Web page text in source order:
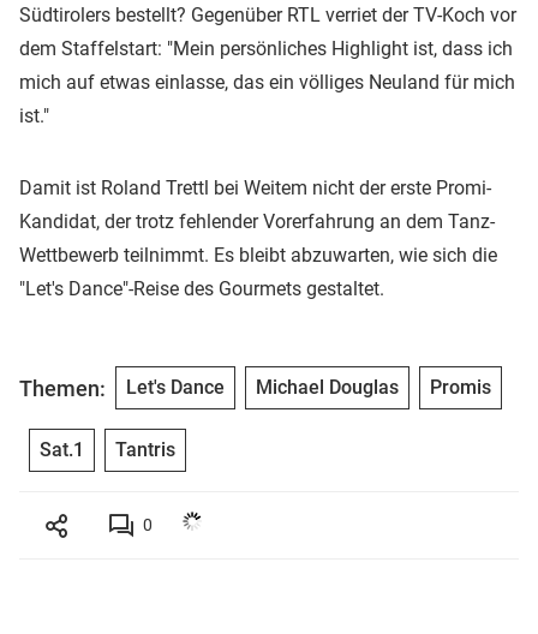
Südtirolers bestellt? Gegenüber RTL verriet der TV-Koch vor
dem Staffelstart: "Mein persönliches Highlight ist, dass ich
mich auf etwas einlasse, das ein völliges Neuland für mich
ist."
Damit ist Roland Trettl bei Weitem nicht der erste Promi-
Kandidat, der trotz fehlender Vorerfahrung an dem Tanz-
Wettbewerb teilnimmt. Es bleibt abzuwarten, wie sich die
"Let's Dance"-Reise des Gourmets gestaltet.
Themen: Let's Dance Michael Douglas Promis
Sat.1 Tantris
0